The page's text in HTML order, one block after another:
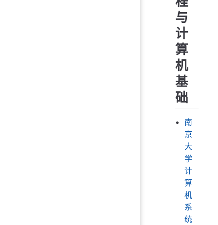
与
计
算
机
基
础
南
京
大
学
计
算
机
系
统